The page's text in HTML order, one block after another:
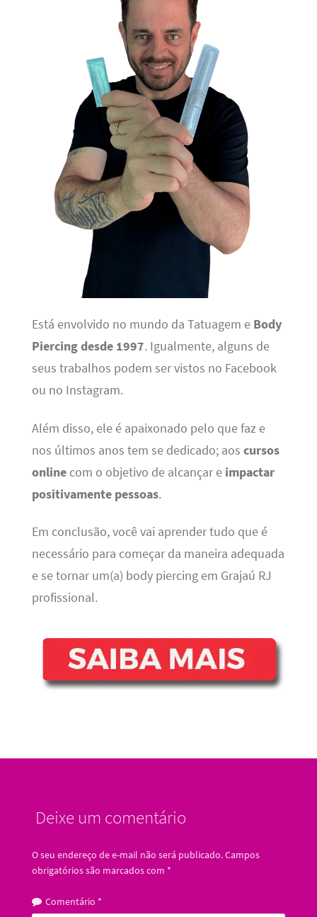
Está envolvido no mundo da Tatuagem e Body
Piercing desde 1997. Igualmente, alguns de
seus trabalhos podem ser vistos no Facebook
ou no Instagram.
Além disso, ele é apaixonado pelo que faz e
nos últimos anos tem se dedicado; aos cursos
onlinecom o objetivo de alcançar e impactar
positivamente pessoas.
Em conclusão, você vai aprender tudo que é
necessário para começar da maneira adequada
e se tornar um(a) body piercing em Grajaú RJ
profissional.
Deixe um comentário
O seu endereço de e-mail não será publicado.Campos
obrigatórios são marcados com *
Comentário *